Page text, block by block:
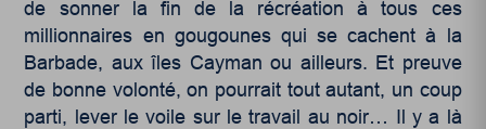
de sonner la fin de la récréation à tous ces
millionnaires en gougounes qui se cachent à la
Barbade, aux îles Cayman ou ailleurs. Et preuve
de bonne volonté, on pourrait tout autant, un coup
parti, lever le voile sur le travail au noir… Il y a là